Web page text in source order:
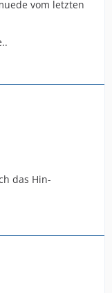
vom letzten
das Hin-